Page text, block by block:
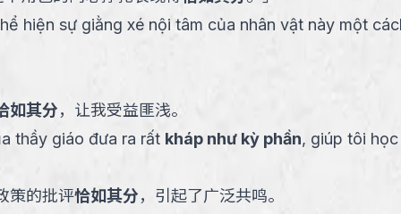
hiện sự giằng xé nội tâm của nhân vật này một
如其分，让我受益匪浅。
thầy giáo đưa ra rất kháp như kỳ phần, giúp tôi
策的批评恰如其分，引起了广泛共鸣。